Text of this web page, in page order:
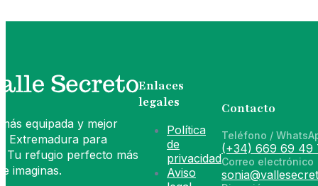
equipada y mejor
Extremadura para
Tu refugio perfecto más
imaginas.
Enlaces
legales
Política
de
privacidad
Aviso
Contacto
Teléfono /
(+34) 669 69 49
Correo electrónico